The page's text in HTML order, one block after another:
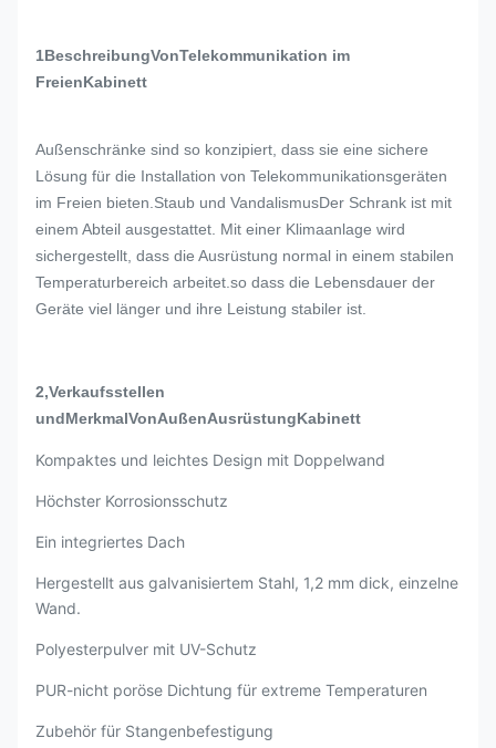
1BeschreibungVonTelekommunikation im
FreienKabinett
Außenschränke sind so konzipiert, dass sie eine sichere
Lösung für die Installation von Telekommunikationsgeräten
im Freien bieten.Staub und VandalismusDer Schrank ist mit
einem Abteil ausgestattet. Mit einer Klimaanlage wird
sichergestellt, dass die Ausrüstung normal in einem stabilen
Temperaturbereich arbeitet.so dass die Lebensdauer der
Geräte viel länger und ihre Leistung stabiler ist.
2,Verkaufsstellen
undMerkmalVonAußenAusrüstungKabinett
Kompaktes und leichtes Design mit Doppelwand
Höchster Korrosionsschutz
Ein integriertes Dach
Hergestellt aus galvanisiertem Stahl, 1,2 mm dick, einzelne
Wand.
Polyesterpulver mit UV-Schutz
PUR-nicht poröse Dichtung für extreme Temperaturen
Zubehör für Stangenbefestigung